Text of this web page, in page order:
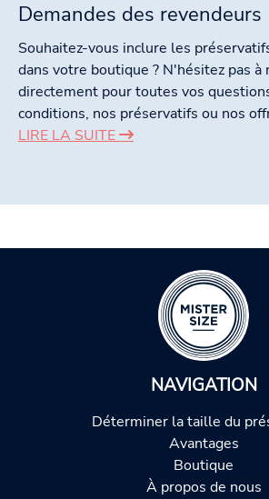
Demandes des revendeurs
Souhaitez-vous inclure les
dans votre boutique ? N'hésitez pas à
directement pour toutes vos
conditions, nos préservatifs ou nos
LIRE LA SUITE
NAVIGATION
Déterminer la taille du
Avantages
Boutique
À propos de nous